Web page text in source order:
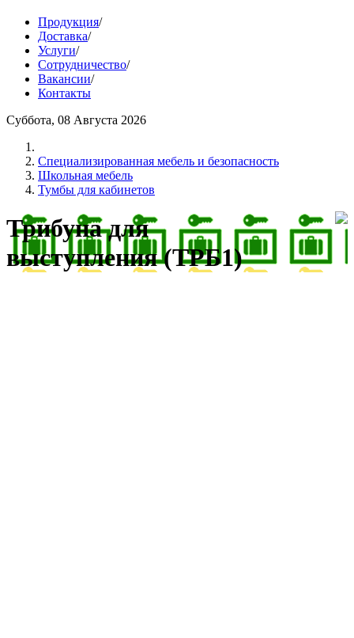
Продукция/
Доставка/
Услуги/
Сотрудничество/
Вакансии/
Контакты
Суббота, 08 Августа 2026
Cпециализированная мебель и безопасность
Школьная мебель
Тумбы для кабинетов
Трибуна для
выступления (ТРБ1)